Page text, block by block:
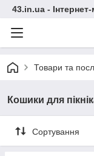
43.in.ua -
Товари та
Кошики для
Сортування